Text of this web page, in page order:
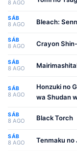
8 AGO
SÁB
8 AGO Bleach:
SÁB
8 AGO Crayon
SÁB
8 AGO
SÁB
8 AGO
Honzuki no
wa Shudan
SÁB
8 AGO Black Torch
SÁB
8 AGO Tenmaku no